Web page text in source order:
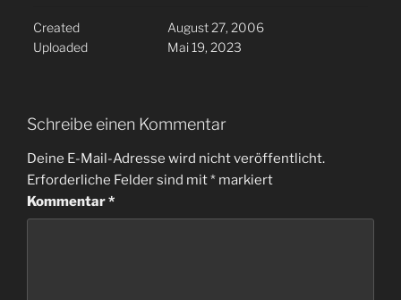
Created
August 27, 2006
Uploaded
Mai 19, 2023
Schreibe einen Kommentar
Deine E-Mail-Adresse wird nicht veröffentlicht.
Erforderliche Felder sind mit* markiert
Kommentar*